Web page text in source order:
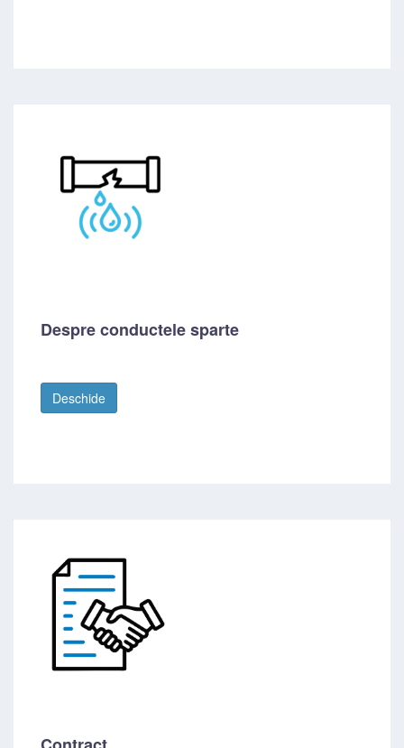
Despre conductele sparte
Deschide